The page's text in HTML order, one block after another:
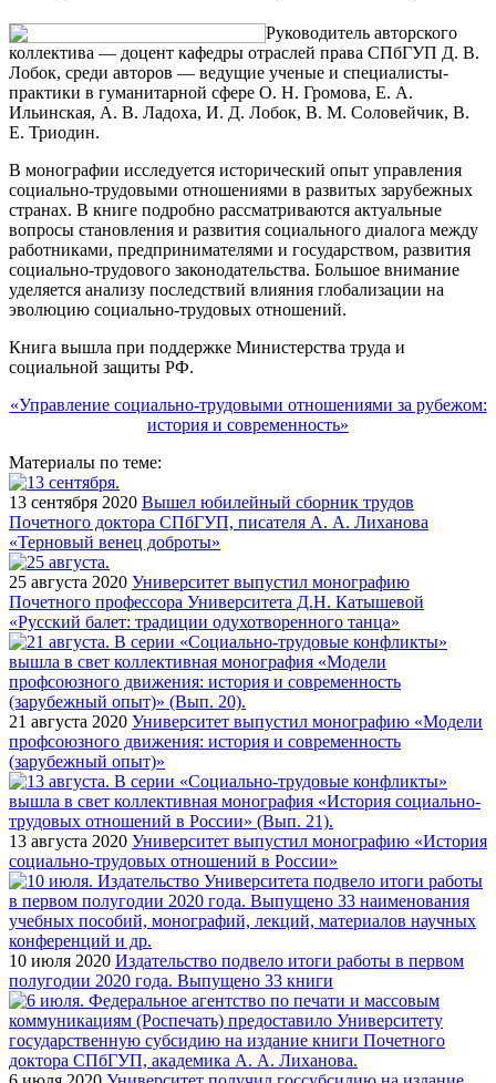
Руководитель авторского
коллектива — доцент кафедры отраслей права СПбГУП Д. В.
Лобок, среди авторов — ведущие ученые и специалисты-
практики в гуманитарной сфере О. Н. Громова, Е. А.
Ильинская, А. В. Ладоха, И. Д. Лобок, В. М. Соловейчик, В.
Е. Триодин.
В монографии исследуется исторический опыт управления
социально-трудовыми отношениями в развитых зарубежных
странах. В книге подробно рассматриваются актуальные
вопросы становления и развития социального диалога между
работниками, предпринимателями и государством, развития
социально-трудового законодательства. Большое внимание
уделяется анализу последствий влияния глобализации на
эволюцию социально-трудовых отношений.
Книга вышла при поддержке Министерства труда и
социальной защиты РФ.
«Управление социально-трудовыми отношениями за рубежом:
история и современность»
Материалы по теме:
13 сентября 2020 Вышел юбилейный сборник трудов
Почетного доктора СПбГУП, писателя А. А. Лиханова
«Терновый венец доброты»
25 августа 2020 Университет выпустил монографию
Почетного профессора Университета Д.Н. Катышевой
«Русский балет: традиции одухотворенного танца»
21 августа 2020 Университет выпустил монографию «Модели
профсоюзного движения: история и современность
(зарубежный опыт)»
13 августа 2020 Университет выпустил монографию «История
социально-трудовых отношений в России»
10 июля 2020 Издательство подвело итоги работы в первом
полугодии 2020 года. Выпущено 33 книги